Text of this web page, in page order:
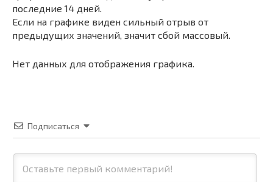
последние 14 дней.
Если на графике виден сильный отрыв от
предыдущих значений, значит сбой массовый.
Нет данных для отображения графика.
Подписаться